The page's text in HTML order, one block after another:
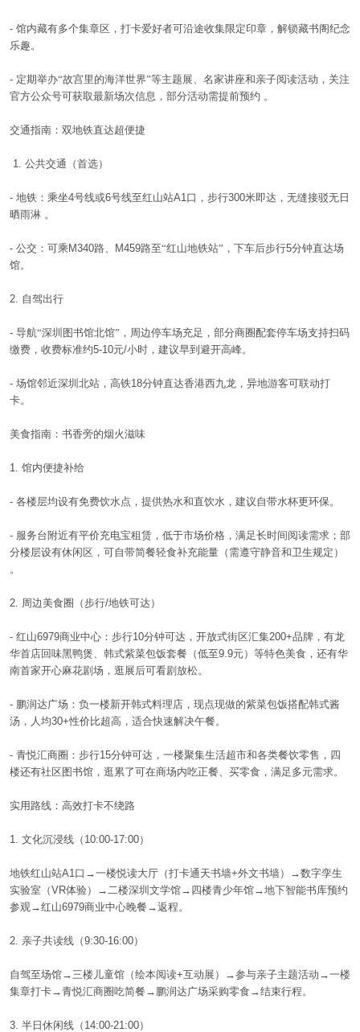
- 馆内藏有多个集章区，打卡爱好者可沿途收集限定印章，解锁藏书阁纪念
乐趣。
- 定期举办“故宫里的海洋世界”等主题展、名家讲座和亲子阅读活动，关注
官方公众号可获取最新场次信息，部分活动需提前预约 。
交通指南：双地铁直达超便捷
1. 公共交通（首选）
- 地铁：乘坐4号线或6号线至红山站A1 口，步行300米即达，无缝接驳无日
晒雨淋 。
- 公交：可乘 M340路、 M459路至“红山地铁站”，下车后步行5分钟直达场
馆。
2. 自驾出行
- 导航“深圳图书馆北馆”，周边停车场充足，部分商圈配套停车场支持扫码
缴费，收费标准约5-10元/小时，建议早到避开高峰。
- 场馆邻近深圳北站，高铁18分钟直达香港西九龙，异地游客可联动打
卡。
美食指南：书香旁的烟火滋味
1. 馆内便捷补给
- 各楼层均设有免费饮水点，提供热水和直饮水，建议自带水杯更环保。
- 服务台附近有平价充电宝租赁，低于市场价格，满足长时间阅读需求；部
分楼层设有休闲区，可自带简餐轻食补充能量（需遵守静音和卫生规定）
。
2. 周边美食圈（步行/地铁可达）
- 红山6979商业中心：步行10分钟可达，开放式街区汇集200+品牌，有龙
华首店回味黑鸭煲、韩式紫菜包饭套餐（低至9.9元）等特色美食，还有华
南首家开心麻花剧场，逛展后可看剧放松。
- 鹏润达广场：负一楼新开韩式料理店，现点现做的紫菜包饭搭配韩式酱
汤，人均30+性价比超高，适合快速解决午餐。
- 青悦汇商圈：步行15分钟可达，一楼聚集生活超市和各类餐饮零售，四
楼还有社区图书馆，逛累了可在商场内吃正餐、买零食，满足多元需求。
实用路线：高效打卡不绕路
1. 文化沉浸线（ 10:00-17:00）
地铁红山站A1 口→一楼悦读大厅（打卡通天书墙+外文书墙）→数字孪生
实验室（VR体验）→二楼深圳文学馆→四楼青少年馆→地下智能书库预约
参观→红山6979商业中心晚餐→返程。
2. 亲子共读线（9:30-16:00）
自驾至场馆→三楼儿童馆（绘本阅读+互动展）→参与亲子主题活动→一楼
集章打卡→青悦汇商圈吃简餐→鹏润达广场采购零食→结束行程。
3. 半日休闲线（ 14:00-21:00）